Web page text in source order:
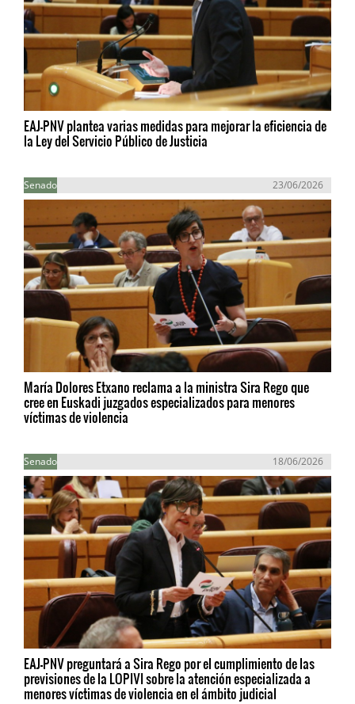
EAJ-PNV plantea varias medidas para mejorar la eficiencia de
la Ley del Servicio Público de Justicia
Senado 23/06/2026
María Dolores Etxano reclama a la ministra Sira Rego que
cree en Euskadi juzgados especializados para menores
víctimas de violencia
Senado 18/06/2026
EAJ-PNV preguntará a Sira Rego por el cumplimiento de las
previsiones de la LOPIVI sobre la atención especializada a
menores víctimas de violencia en el ámbito judicial